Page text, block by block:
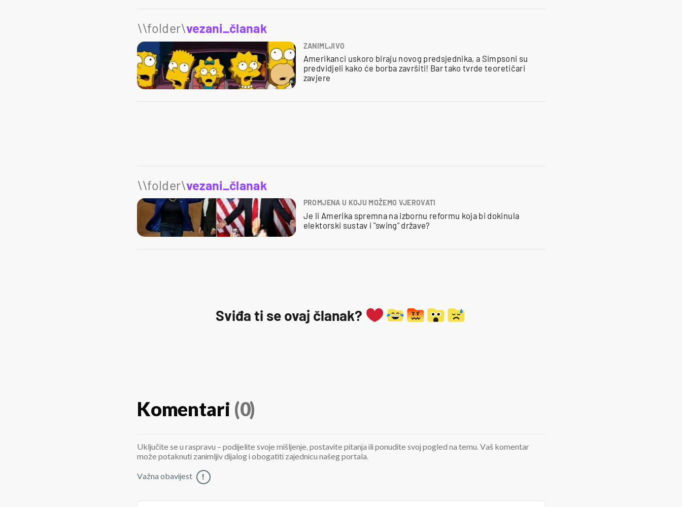
\\folder\vezani_članak
ZANIMLJIVO
Amerikanci uskoro biraju novog predsjednika, a Simpsoni su
predvidjeli kako će borba završiti! Bar tako tvrde teoretičari
zavjere
\\folder\vezani_članak
PROMJENA U KOJU MOŽEMO VJEROVATI
Je li Amerika spremna na izbornu reformu koja bi dokinula
elektorski sustav i "swing" države?
Sviđa ti se ovaj članak?
Komentari (0)
Uključite se u raspravu – podijelite svoje mišljenje, postavite pitanja ili ponudite svoj pogled na temu. Vaš komentar
može potaknuti zanimljiv dijalog i obogatiti zajednicu našeg portala.
Važna obavijest !